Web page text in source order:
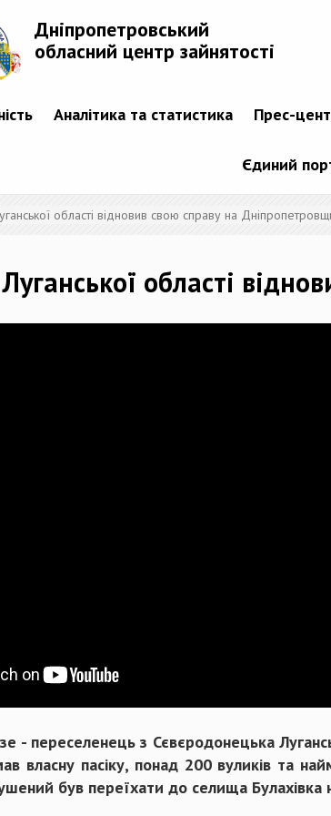
Дніпропетровський
обласний центр зайнятості
Аналітика та статистика Прес-
Єдиний
області відновив свою справу на
області
- переселенець з Сєвєродонецька
власну пасіку, понад 200 вуликів та
був переїхати до селища Булахівка